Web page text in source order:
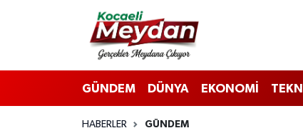
GÜNDEM DÜNYA EKONOMİ
HABERLER GÜNDEM
Nöbetçi Eczaneler
Hava Durumu
Trafik Durumu